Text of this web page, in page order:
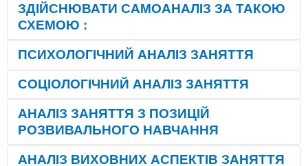
ЗДІЙСНЮВАТИ САМОАНАЛІЗ ЗА ТАКОЮ
СХЕМОЮ :
ПСИХОЛОГІЧНИЙ АНАЛІЗ ЗАНЯТТЯ
СОЦІОЛОГІЧНИЙ АНАЛІЗ ЗАНЯТТЯ
АНАЛІЗ ЗАНЯТТЯ З ПОЗИЦІЙ
РОЗВИВАЛЬНОГО НАВЧАННЯ
АНАЛІЗ ВИХОВНИХ АСПЕКТІВ ЗАНЯТТЯ